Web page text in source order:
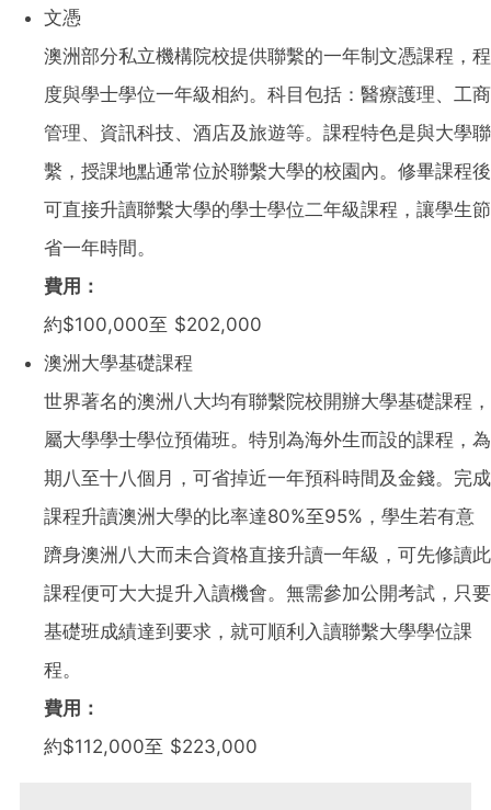
文憑
澳洲部分私立機構院校提供聯繫的一年制文憑課程，程
度與學士學位一年級相約。科目包括：醫療護理、工商
管理、資訊科技、酒店及旅遊等。課程特色是與大學聯
繫，授課地點通常位於聯繫大學的校園內。修畢課程後
可直接升讀聯繫大學的學士學位二年級課程，讓學生節
省一年時間。
費用：
約$100,000至 $202,000
澳洲大學基礎課程
世界著名的澳洲八大均有聯繫院校開辦大學基礎課程，
屬大學學士學位預備班。特別為海外生而設的課程，為
期八至十八個月，可省掉近一年預科時間及金錢。完成
課程升讀澳洲大學的比率達80%至95%，學生若有意
躋身澳洲八大而未合資格直接升讀一年級，可先修讀此
課程便可大大提升入讀機會。無需參加公開考試，只要
基礎班成績達到要求，就可順利入讀聯繫大學學位課
程。
費用：
約$112,000至 $223,000